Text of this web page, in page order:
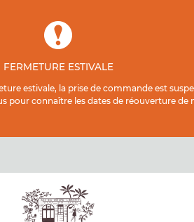
FERMETURE ESTIVALE
estivale, la prise de commande est
pour connaître les dates de réouverture